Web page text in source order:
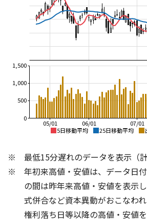
5日移動平均 25日移動平均
07/01
06/01
05/01
0
500
1,000
1,500
最低15分遅れのデータを表示（
年初来高値・安値は、データ日
の間は昨年来高値・安値を表示
式併合など資本異動がおこなわ
権利落ち日等以降の高値・安値を